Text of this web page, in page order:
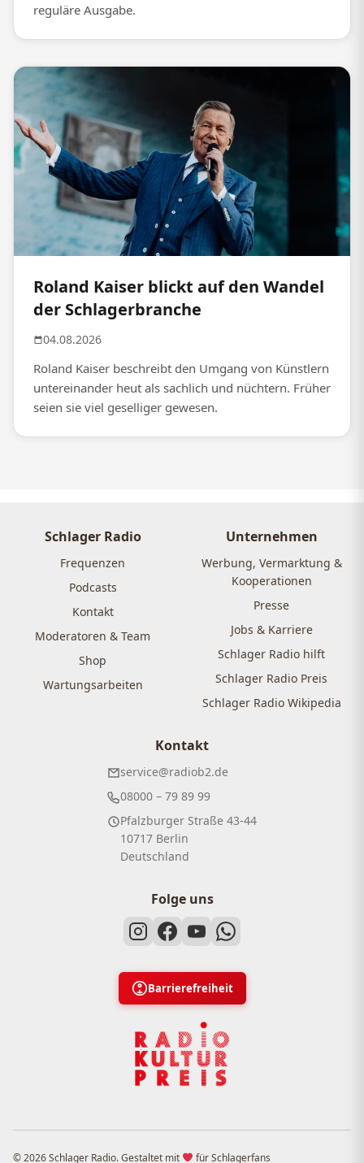
reguläre Ausgabe.
Roland Kaiser blickt auf den Wandel
der Schlagerbranche
04.08.2026
Roland Kaiser beschreibt den Umgang von Künstlern
untereinander heut als sachlich und nüchtern. Früher
seien sie viel geselliger gewesen.
Schlager Radio
Frequenzen
Podcasts
Kontakt
Moderatoren & Team
Shop
Wartungsarbeiten
Unternehmen
Werbung, Vermarktung &
Kooperationen
Presse
Jobs & Karriere
Schlager Radio hilft
Schlager Radio Preis
Schlager Radio Wikipedia
Kontakt
service@radiob2.de
08000 – 79 89 99
Pfalzburger Straße 43-44
10717 Berlin
Deutschland
Folge uns
Barrierefreiheit
© 2026 Schlager Radio. Gestaltet mit für Schlagerfans